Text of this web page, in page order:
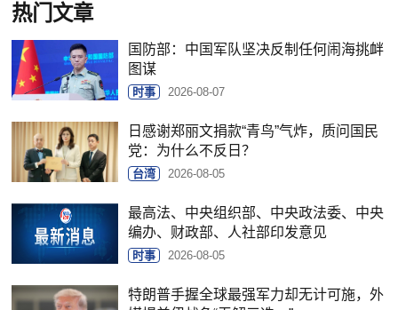
热门文章
国防部：中国军队坚决反制任何闹海挑衅
图谋
时事 2026-08-07
日感谢郑丽文捐款“青鸟”气炸，质问国民
党：为什么不反日？
台湾 2026-08-05
最高法、中央组织部、中央政法委、中央
编办、财政部、人社部印发意见
时事 2026-08-05
特朗普手握全球最强军力却无计可施，外